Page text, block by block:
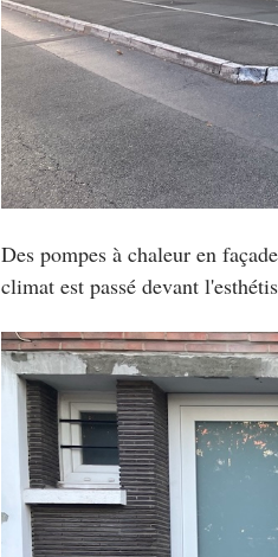
Des pompes à chaleur en
climat est passé devant